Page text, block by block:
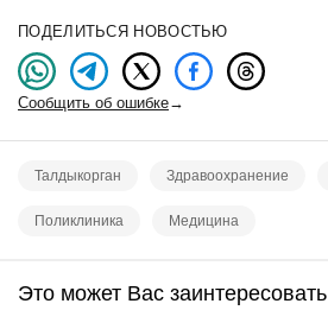
ПОДЕЛИТЬСЯ НОВОСТЬЮ
Сообщить об ошибке→
Талдыкорган Здравоохранение
Поликлиника Медицина
Это может Вас заинтересовать